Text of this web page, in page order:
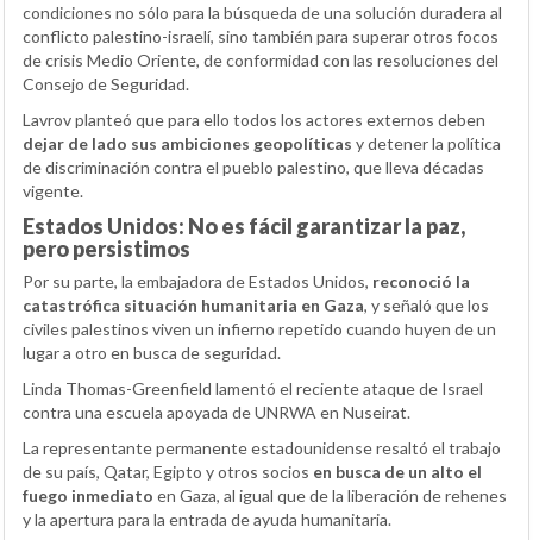
condiciones no sólo para la búsqueda de una solución duradera al
conflicto palestino-israelí, sino también para superar otros focos
de crisis Medio Oriente, de conformidad con las resoluciones del
Consejo de Seguridad.
Lavrov planteó que para ello todos los actores externos deben
dejar de lado sus ambiciones geopolíticas y detener la política
de discriminación contra el pueblo palestino, que lleva décadas
vigente.
Estados Unidos: No es fácil garantizar la paz,
pero persistimos
Por su parte, la embajadora de Estados Unidos, reconoció la
catastrófica situación humanitaria en Gaza, y señaló que los
civiles palestinos viven un infierno repetido cuando huyen de un
lugar a otro en busca de seguridad.
Linda Thomas-Greenfield lamentó el reciente ataque de Israel
contra una escuela apoyada de UNRWA en Nuseirat.
La representante permanente estadounidense resaltó el trabajo
de su país, Qatar, Egipto y otros socios en busca de un alto el
fuego inmediato en Gaza, al igual que de la liberación de rehenes
y la apertura para la entrada de ayuda humanitaria.